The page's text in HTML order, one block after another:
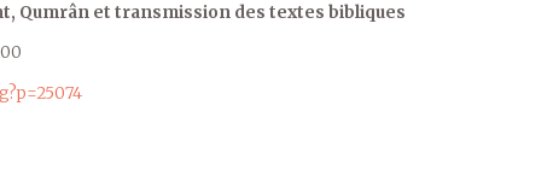
Qumrân et transmission des textes bibliques